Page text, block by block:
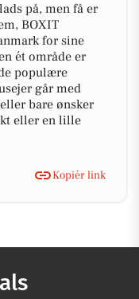
på, men få er
BOXIT
for sine
ét område er
populære
går med
bare ønsker
eller en lille
Kopiér link